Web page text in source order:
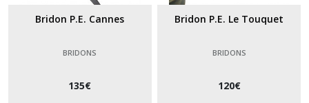
Bridon P.E. Cannes
BRIDONS
135€
Bridon P.E. Le Touquet
BRIDONS
120€